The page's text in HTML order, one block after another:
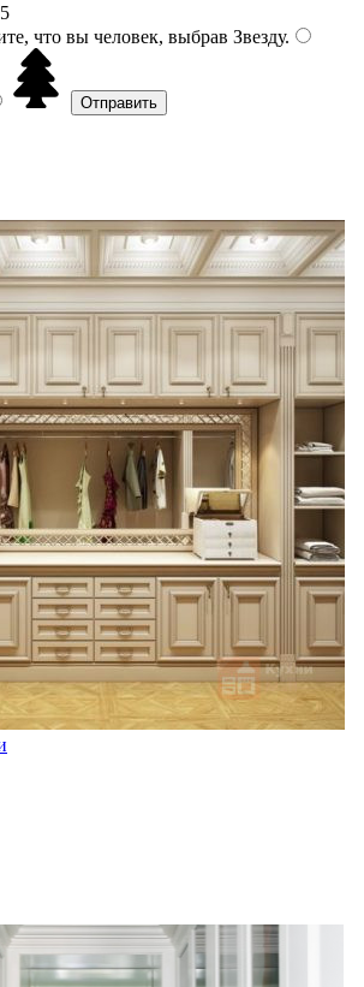
5
что вы человек, выбрав Звезду.